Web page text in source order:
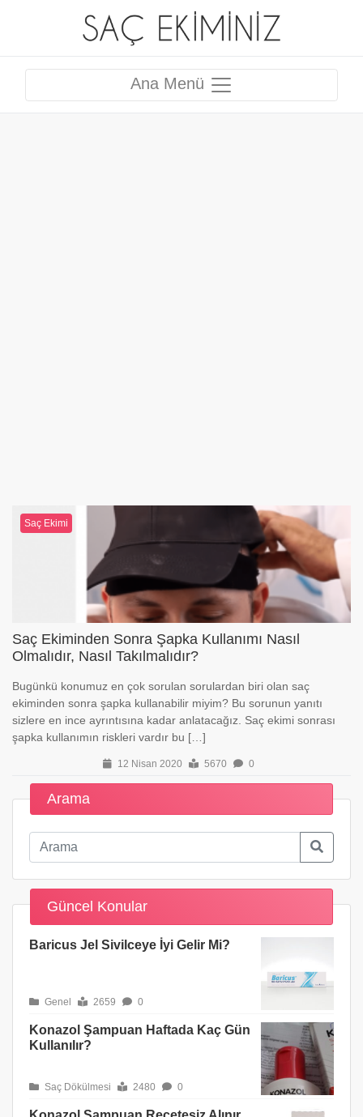
Ana Menü
Saç Ekimi
Saç Ekiminden Sonra Şapka Kullanımı Nasıl
Olmalıdır, Nasıl Takılmalıdır?
Bugünkü konumuz en çok sorulan sorulardan biri olan saç
ekiminden sonra şapka kullanabilir miyim? Bu sorunun yanıtı
sizlere en ince ayrıntısına kadar anlatacağız. Saç ekimi sonrası
şapka kullanımın riskleri vardır bu […]
12 Nisan 2020 5670 0
Arama
Güncel Konular
Baricus Jel Sivilceye İyi Gelir Mi?
Genel 2659 0
Konazol Şampuan Haftada Kaç Gün
Kullanılır?
Saç Dökülmesi 2480 0